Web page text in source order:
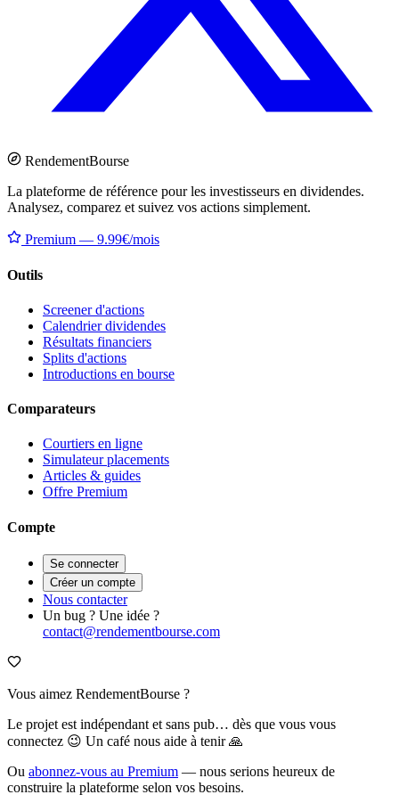
RendementBourse
La plateforme de référence pour les investisseurs en dividendes.
Analysez, comparez et suivez vos actions simplement.
Premium — 9.99€/mois
Outils
Screener d'actions
Calendrier dividendes
Résultats financiers
Splits d'actions
Introductions en bourse
Comparateurs
Courtiers en ligne
Simulateur placements
Articles & guides
Offre Premium
Compte
Se connecter
Créer un compte
Nous contacter
Un bug ? Une idée ?
contact@rendementbourse.com
Vous aimez RendementBourse ?
Le projet est indépendant et sans pub… dès que vous vous
connectez 😉 Un café nous aide à tenir 🙏
Ou abonnez-vous au Premium — nous serions heureux de
construire la plateforme selon vos besoins.